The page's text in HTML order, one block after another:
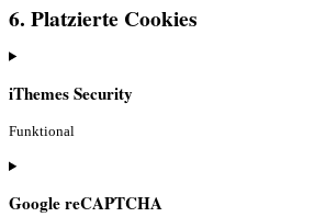
6. Platzierte Cookies
iThemes Security
Funktional
Consent
service
Google reCAPTCHA